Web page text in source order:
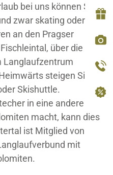
bei uns können Sie
zwar skating oder
an den Pragser
über die
Langlaufzentrum
steigen Sie
Skishuttle.
in eine andere
macht, kann dies
ist Mitglied von
mit